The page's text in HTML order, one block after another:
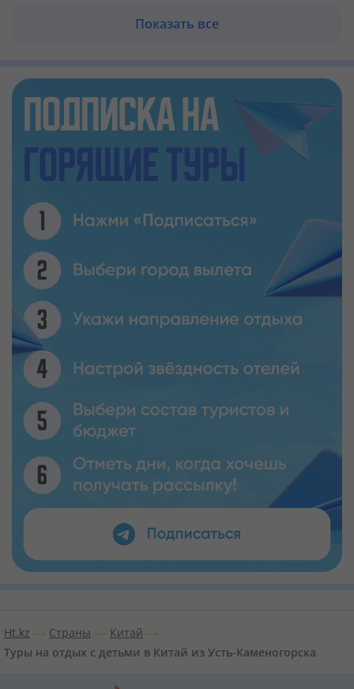
Показать все
Ht.kz Страны
Китай
Туры на отдых с детьми в Китай из Усть-Каменогорска